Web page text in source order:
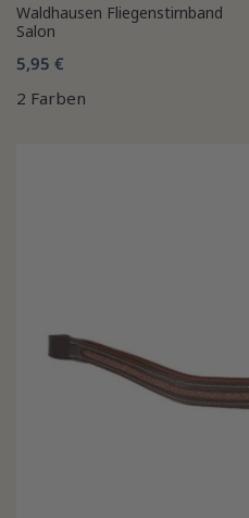
Waldhausen Fliegenstirnband
Salon
5,95 €
2 Farben